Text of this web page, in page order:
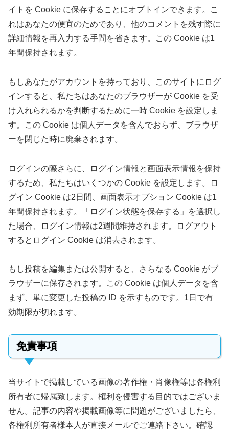
イトを Cookie に保存することにオプトインできます。こ
れはあなたの便宜のためであり、他のコメントを残す際に
詳細情報を再入力する手間を省きます。この Cookie は1
年間保持されます。
もしあなたがアカウントを持っており、このサイトにログ
インすると、私たちはあなたのブラウザーが Cookie を受
け入れられるかを判断するために一時 Cookie を設定しま
す。この Cookie は個人データを含んでおらず、ブラウザ
ーを閉じた時に廃棄されます。
ログインの際さらに、ログイン情報と画面表示情報を保持
するため、私たちはいくつかの Cookie を設定します。ロ
グイン Cookie は2日間、画面表示オプション Cookie は1
年間保持されます。「ログイン状態を保存する」を選択し
た場合、ログイン情報は2週間維持されます。ログアウト
するとログイン Cookie は消去されます。
もし投稿を編集または公開すると、さらなる Cookie がブ
ラウザーに保存されます。この Cookie は個人データを含
まず、単に変更した投稿の ID を示すものです。1日で有
効期限が切れます。
免責事項
当サイトで掲載している画像の著作権・肖像権等は各権利
所有者に帰属致します。権利を侵害する目的ではございま
せん。記事の内容や掲載画像等に問題がございましたら、
各権利所有者様本人が直接メールでご連絡下さい。確認